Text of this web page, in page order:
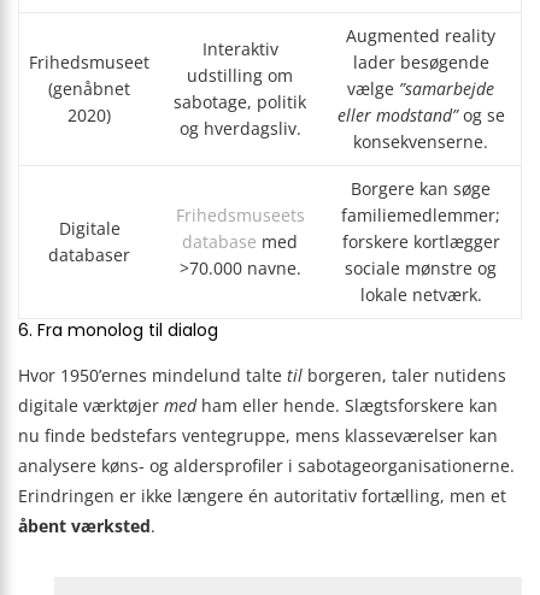
Frihedsmuseet
(genåbnet
2020)
Interaktiv
udstilling om
sabotage, politik
og hverdagsliv.
Augmented reality
lader besøgende
vælge ”samarbejde
eller modstand”og se
konsekvenserne.
Digitale
databaser
Frihedsmuseets
database med
>70.000 navne.
Borgere kan søge
familiemedlemmer;
forskere kortlægger
sociale mønstre og
lokale netværk.
6. Fra monolog til dialog
Hvor 1950’ernes mindelund talte til borgeren, taler nutidens
digitale værktøjer medham eller hende. Slægtsforskere kan
nu finde bedstefars ventegruppe, mens klasseværelser kan
analysere køns- og aldersprofiler i sabotageorganisationerne.
Erindringen er ikke længere én autoritativ fortælling, men et
åbent værksted.